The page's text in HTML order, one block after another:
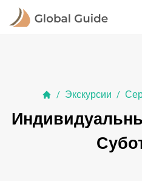
/ Экскурсии /